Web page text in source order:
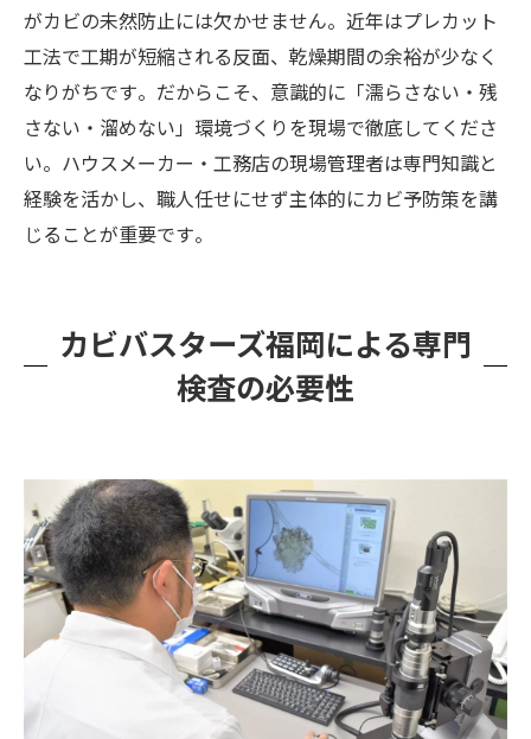
がカビの未然防止には欠かせません。近年はプレカット
工法で工期が短縮される反面、乾燥期間の余裕が少なく
なりがちです​。だからこそ、意識的に「濡らさない・残
さない・溜めない」環境づくりを現場で徹底してくださ
い。ハウスメーカー・工務店の現場管理者は専門知識と
経験を活かし、職人任せにせず主体的にカビ予防策を講
じることが重要です​。
カビバスターズ福岡による専門
検査の必要性